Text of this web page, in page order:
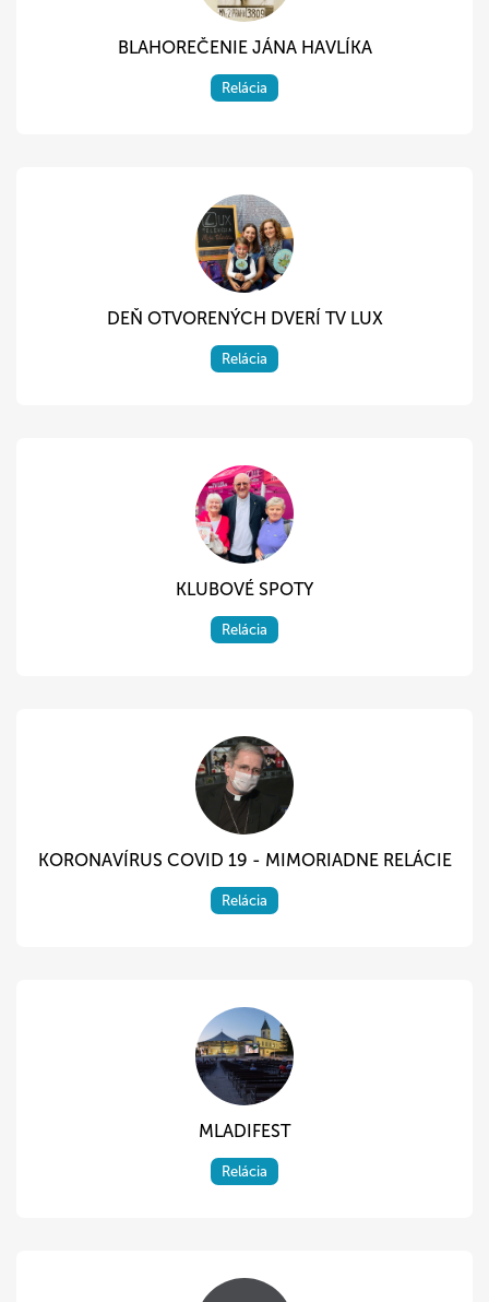
BLAHOREČENIE JÁNA HAVLÍKA
Relácia
DEŇ OTVORENÝCH DVERÍ TV LUX
Relácia
KLUBOVÉ SPOTY
Relácia
KORONAVÍRUS COVID 19 - MIMORIADNE RELÁCIE
Relácia
MLADIFEST
Relácia